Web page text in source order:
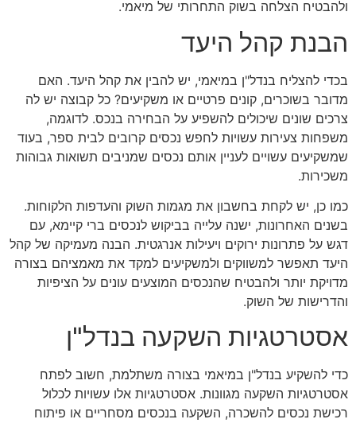
ולהבטיח הצלחה בשוק התחרותי של מיאמי.
הבנת קהל היעד
בכדי להצליח בנדל"ן במיאמי, יש להבין את קהל היעד. האם
מדובר בשוכרים, קונים פרטיים או משקיעים? כל קבוצה יש לה
צרכים שונים שיכולים להשפיע על הבחירה בנכס. לדוגמה,
משפחות צעירות עשויות לחפש נכסים קרובים לבית ספר, בעוד
שמשקיעים עשויים לעניין אותם נכסים שמניבים תשואות גבוהות
משכירות.
כמו כן, יש לקחת בחשבון את מגמות השוק והעדפות הלקוחות.
בשנים האחרונות, ישנה עלייה בביקוש לנכסים ברי קיימא, עם
דגש על פתרונות ירוקים ויעילות אנרגטית. הבנה מעמיקה של קהל
היעד תאפשר למשווקים ולמשקיעים למקד את מאמציהם בצורה
מדויקת יותר ולהבטיח שהנכסים המוצעים עונים על הציפיות
והדרישות של השוק.
אסטרטגיות השקעה בנדל"ן
כדי להשקיע בנדל"ן במיאמי בצורה משתלמת, חשוב לפתח
אסטרטגיות השקעה מגוונות. אסטרטגיות אלו עשויות לכלול
רכישת נכסים להשכרה, השקעה בנכסים מסחריים או פיתוח